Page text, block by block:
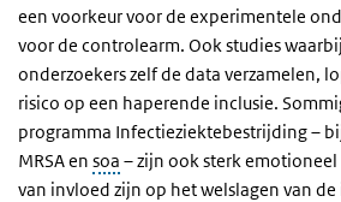
een voorkeur voor de experimentele
voor de controlearm. Ook studies
onderzoekers zelf de data verzamelen,
risico op een haperende inclusie.
programma Infectieziektebestrijding –
MRSA en soa – zijn ook sterk
van invloed zijn op het welslagen van